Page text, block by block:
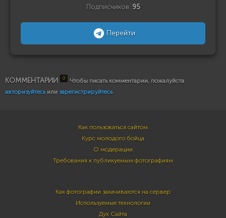
Подписчиков: 95
Перейти
КОММЕНТАРИИ 0
Чтобы писать комментарии, пожалуйста
авторизуйтесьили зарегистрируйтесь
Как пользоваться сайтом
Курс молодого бойца
О модерации
Требования к публикуемым фотографиям
Как фотографии закачиваются на сервер
Используемые технологии
Дух Сайта